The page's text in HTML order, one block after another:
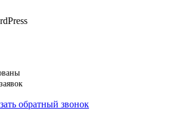
обратный звонок